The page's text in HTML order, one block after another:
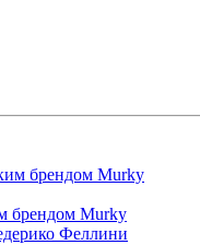
брендом Murky